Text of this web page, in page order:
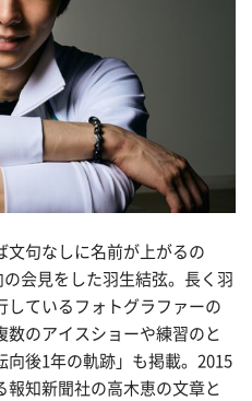
文句なしに名前が上がるの
会見をした羽生結弦。長く羽
しているフォトグラファーの
のアイスショーや練習のと
向後1年の軌跡」も掲載。2015
知新聞社の高木恵の文章と